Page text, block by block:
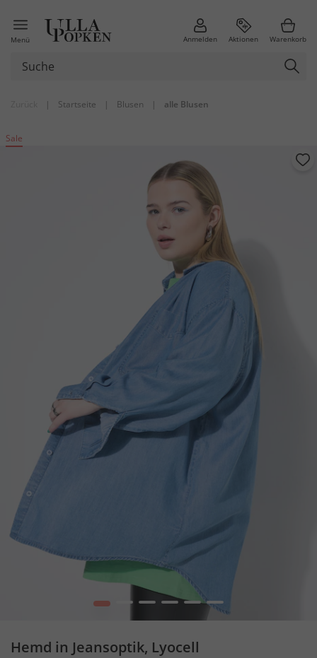
Menü Anmelden Aktionen Warenkorb
| Startseite | Blusen | alle Blusen
Sale
1 3 4 5 6
Hemd in Jeansoptik, Lyocell